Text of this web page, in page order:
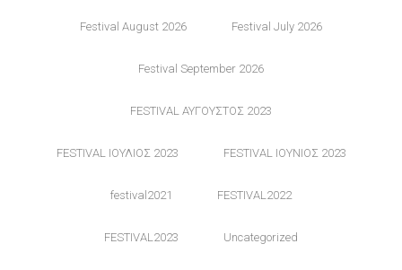
Festival August 2026 Festival July 2026
Festival September 2026
FESTIVAL ΑΥΓΟΥΣΤΟΣ 2023
FESTIVAL ΙΟΥΛΙΟΣ 2023 FESTIVAL ΙΟΥΝΙΟΣ 2023
festival2021 FESTIVAL2022
FESTIVAL2023 Uncategorized